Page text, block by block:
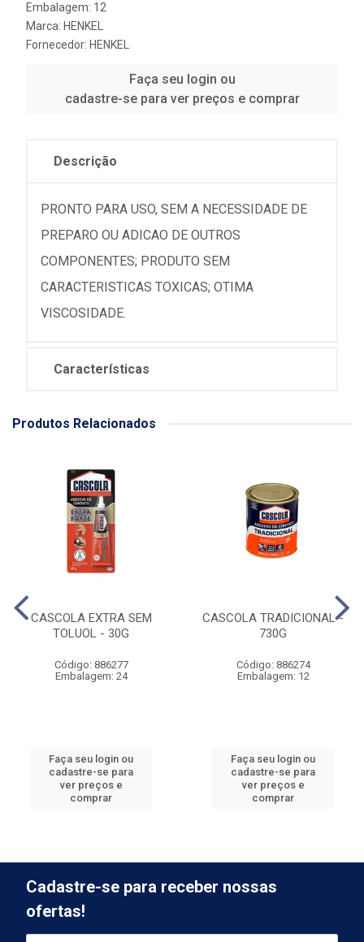
Embalagem: 12
Marca: HENKEL
Fornecedor: HENKEL
Faça seu login ou
cadastre-se para ver preços e comprar
Descrição
PRONTO PARA USO, SEM A NECESSIDADE DE
PREPARO OU ADICAO DE OUTROS
COMPONENTES; PRODUTO SEM
CARACTERISTICAS TOXICAS; OTIMA
VISCOSIDADE.
Características
Produtos Relacionados
CASCOLA EXTRA SEM
TOLUOL - 30G
Código: 886277
Embalagem: 24
Faça seu login ou
cadastre-se para
ver preços e
comprar
CASCOLA TRADICIONAL -
730G
Código: 886274
Embalagem: 12
Faça seu login ou
cadastre-se para
ver preços e
comprar
Cadastre-se para receber nossas
ofertas!